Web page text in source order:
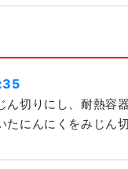
ん切りにし、耐熱容器
たにんにくをみじん